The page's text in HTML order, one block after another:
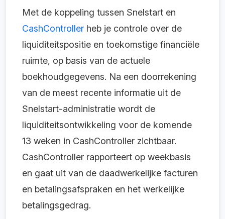
Met de koppeling tussen Snelstart en
CashController heb je controle over de
liquiditeitspositie en toekomstige financiële
ruimte, op basis van de actuele
boekhoudgegevens. Na een doorrekening
van de meest recente informatie uit de
Snelstart-administratie wordt de
liquiditeitsontwikkeling voor de komende
13 weken in CashController zichtbaar.
CashController rapporteert op weekbasis
en gaat uit van de daadwerkelijke facturen
en betalingsafspraken en het werkelijke
betalingsgedrag.